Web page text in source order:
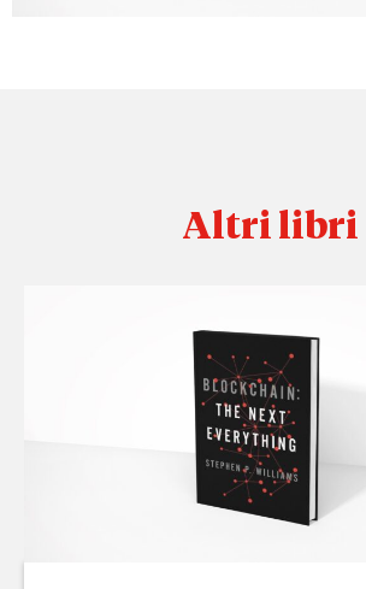
Altri libri